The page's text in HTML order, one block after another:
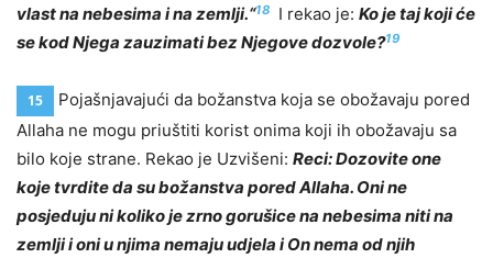
vlast na nebesima i na zemlji.“18 I rekao je: Ko je taj koji će
se kod Njega zauzimati bez Njegove dozvole?19
15
Pojašnjavajući da božanstva koja se obožavaju pored
Allaha ne mogu priuštiti korist onima koji ih obožavaju sa
bilo koje strane. Rekao je Uzvišeni: Reci: Dozovite one
koje tvrdite da su božanstva pored Allaha. Oni ne
posjeduju ni koliko je zrno gorušice na nebesima niti na
zemlji i oni u njima nemaju udjela i On nema od njih